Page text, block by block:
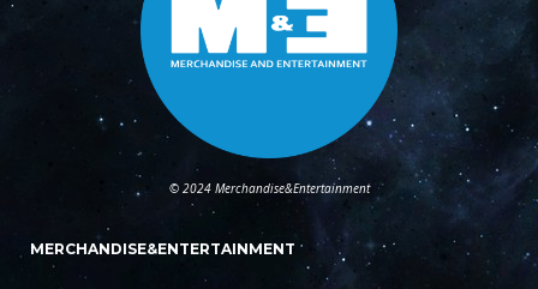
© 2024 Merchandise&Entertainment
MERCHANDISE&ENTERTAINMENT